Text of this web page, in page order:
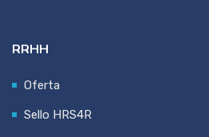
RRHH
Oferta
Sello HRS4R